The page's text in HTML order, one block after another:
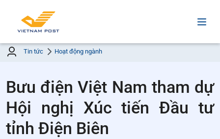
Tin tức Hoạt động ngành
Bưu điện Việt Nam tham dự
Hội nghị Xúc tiến Đầu tư
tỉnh Điện Biên